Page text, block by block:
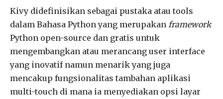
Kivy didefinisikan sebagai pustaka atau tools
dalam Bahasa Python yang merupakan framework
Python open-source dan gratis untuk
mengembangkan atau merancang user interface
yang inovatif namun menarik yang juga
mencakup fungsionalitas tambahan aplikasi
multi-touch di mana ia menyediakan opsi layar